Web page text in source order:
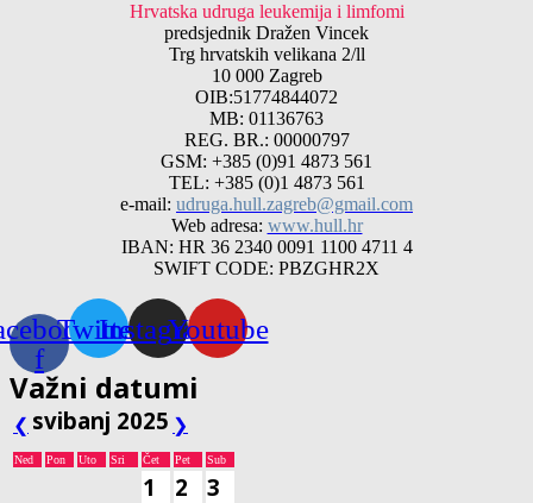
Hrvatska udruga leukemija i limfomi
predsjednik Dražen Vincek
Trg hrvatskih velikana 2/ll
10 000 Zagreb
OIB:51774844072
MB: 01136763
REG. BR.: 00000797
GSM: +385 (0)91 4873 561
TEL: +385 (0)1 4873 561
e-mail: udruga.hull.zagreb@gmail.com
Web adresa: www.hull.hr
IBAN: HR 36 2340 0091 1100 4711 4
SWIFT CODE: PBZGHR2X
f
TwitterInstagramYoutube
Važni datumi
❮ svibanj 2025 ❯
Ned Pon Uto Sri Čet Pet Sub
1 2 3